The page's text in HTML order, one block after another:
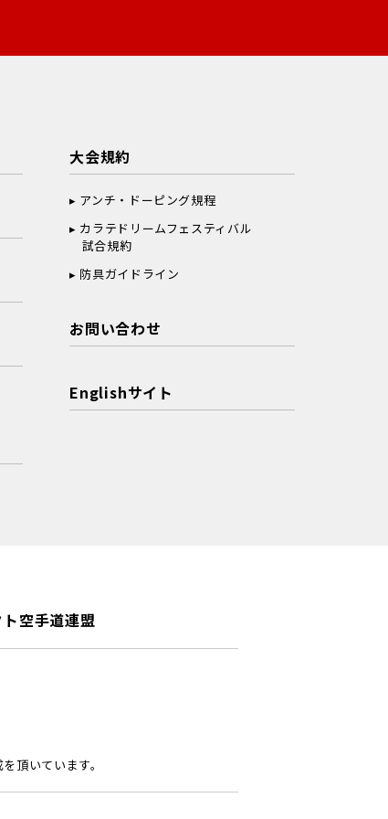
大会規約
アンチ・ドーピング規程
カラテドリームフェスティバル
試合規約
防具ガイドライン
お問い合わせ
Englishサイト
空手道連盟
頂いています。